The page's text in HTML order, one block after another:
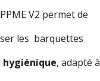
V2 permet de
les barquettes
, adapté à